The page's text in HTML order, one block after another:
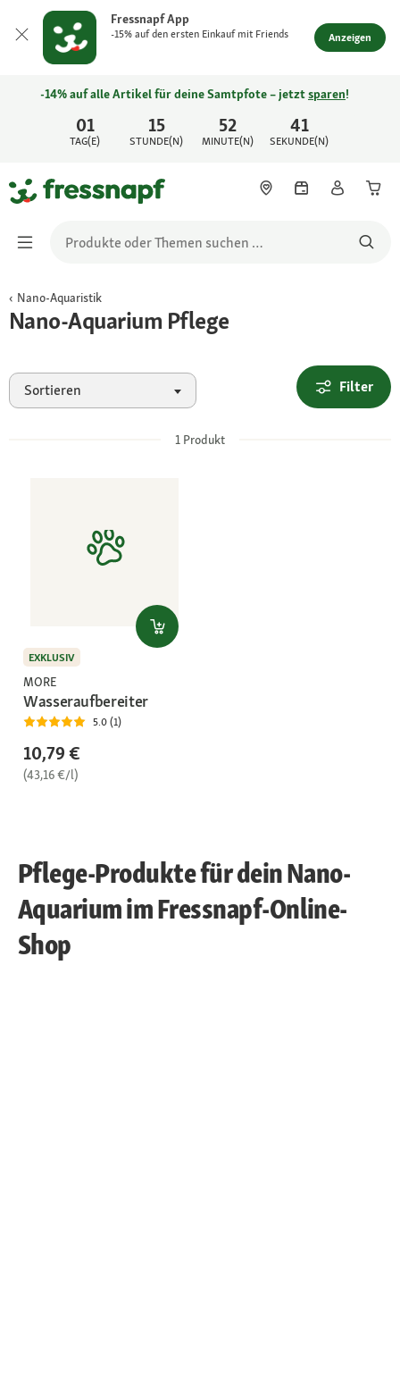
Fressnapf App
-15% auf den ersten Einkauf mit Friends Anzeigen
01
TAG(E)
15
STUNDE(N)
52
MINUTE(N)
41
SEKUNDE(N)
-14% auf alle Artikel für deine Samtpfote – jetztsparen!
Nano-Aquaristik
Nano-Aquarium Pflege
Sortieren Filter
1 Produkt
EXKLUSIV
MORE
Wasseraufbereiter
5.0 (1)
10,79 €
(43,16 €/l)
Pflege-Produkte für dein Nano-
Aquarium im Fressnapf-Online-
Shop